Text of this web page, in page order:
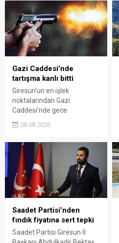
organizasyonun ardından
Kadın El Emeği Pazarı'nın
süresi de 16 Ağustos'a
kadar uzatıldı.
Gazi Caddesi’nde
tartışma kanlı bitti
Giresun’un en işlek
noktalarından Gazi
Caddesi’nde gece
saatlerinde çıkan silahlı
kavgada A.E. ayağından
bölgede kısa süreli panik
yaşanırken polis geniş çaplı
soruşturma başlattı.
08.08.2026
Saadet Partisi’nden
fındık fiyatına sert tepki
Saadet Partisi Giresun İl